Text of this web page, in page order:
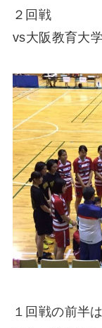
２回戦
vs大阪教育大
１回戦の前半